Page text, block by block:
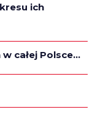
ich
całej Polsce…